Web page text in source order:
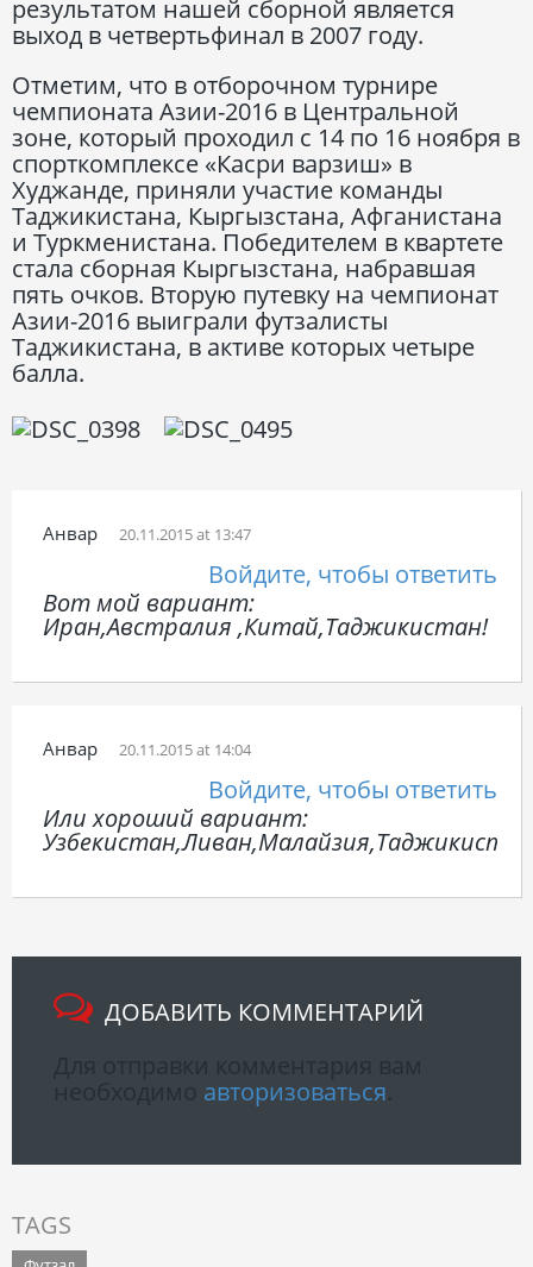
результатом нашей сборной является
выход в четвертьфинал в 2007 году.
Отметим, что в отборочном турнире
чемпионата Азии-2016 в Центральной
зоне, который проходил с 14 по 16 ноября в
спорткомплексе «Касри варзиш» в
Худжанде, приняли участие команды
Таджикистана, Кыргызстана, Афганистана
и Туркменистана. Победителем в квартете
стала сборная Кыргызстана, набравшая
пять очков. Вторую путевку на чемпионат
Азии-2016 выиграли футзалисты
Таджикистана, в активе которых четыре
балла.
Анвар 20.11.2015 at 13:47
Войдите, чтобы ответить
Вот мой вариант:
Иран,Австралия ,Китай,Таджикистан!
Анвар 20.11.2015 at 14:04
Войдите, чтобы ответить
Или хороший вариант:
ДОБАВИТЬ КОММЕНТАРИЙ
авторизоваться
TAGS